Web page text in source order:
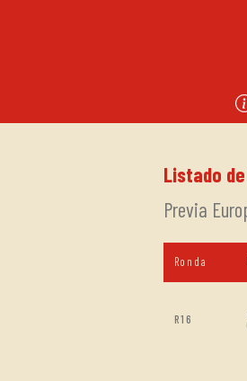
Listado
Previa
Ronda
R16